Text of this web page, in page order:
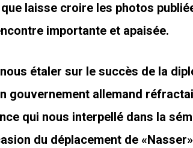
que laisse croire les photos
importante et apaisée.
étaler sur le succès de la
gouvernement allemand
qui nous interpellé dans la
du déplacement de